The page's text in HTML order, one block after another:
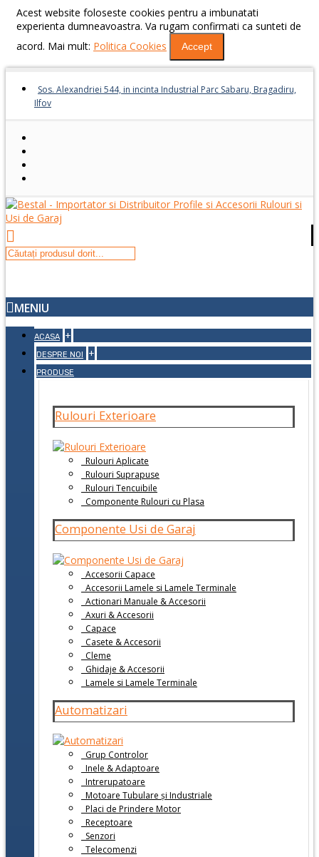
Acest website foloseste cookies pentru a imbunatati
experienta dumneavoastra. Va rugam confirmati ca sunteti de
acord. Mai mult: Politica Cookies Accept
Sos. Alexandriei 544, in incinta Industrial Parc Sabaru, Bragadiru,
Ilfov
MENIU
ACASA +
DESPRE NOI +
PRODUSE
Rulouri Exterioare
Rulouri Aplicate
Rulouri Suprapuse
Rulouri Tencuibile
Componente Rulouri cu Plasa
Componente Usi de Garaj
Accesorii Capace
Accesorii Lamele si Lamele Terminale
Actionari Manuale & Accesorii
Axuri & Accesorii
Capace
Casete & Accesorii
Cleme
Ghidaje & Accesorii
Lamele si Lamele Terminale
Automatizari
Grup Controlor
Inele & Adaptoare
Intrerupatoare
Motoare Tubulare și Industriale
Placi de Prindere Motor
Receptoare
Senzori
Telecomenzi